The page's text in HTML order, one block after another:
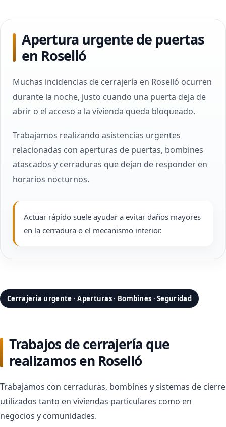
Apertura urgente de puertas
en Roselló
Muchas incidencias de cerrajería en Roselló ocurren
durante la noche, justo cuando una puerta deja de
abrir o el acceso a la vivienda queda bloqueado.
Trabajamos realizando asistencias urgentes
relacionadas con aperturas de puertas, bombines
atascados y cerraduras que dejan de responder en
horarios nocturnos.
Actuar rápido suele ayudar a evitar daños mayores
en la cerradura o el mecanismo interior.
Cerrajería urgente · Aperturas · Bombines · Seguridad
Trabajos de cerrajería que
realizamos en Roselló
Trabajamos con cerraduras, bombines y sistemas de cierre
utilizados tanto en viviendas particulares como en
negocios y comunidades.